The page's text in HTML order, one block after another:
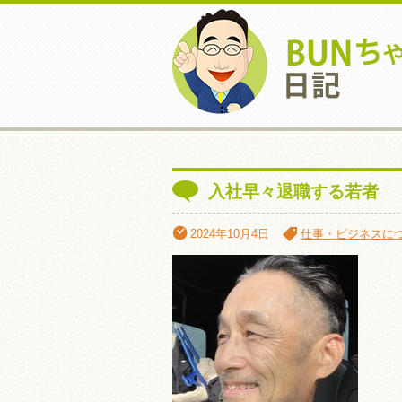
入社早々退職する若者
2024年10月4日 仕事・ビジネスに